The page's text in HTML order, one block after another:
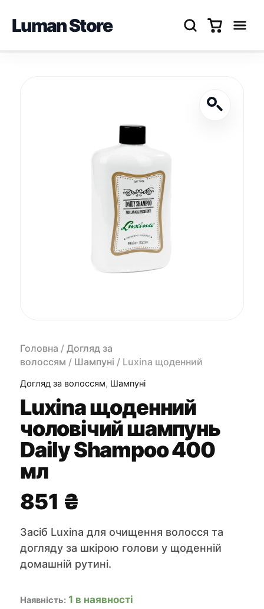
Luman Store
Головна / Догляд за
волоссям / Шампуні / Luxina щоденний
Догляд за волоссям, Шампуні
Luxina щоденний
чоловічий шампунь
Daily Shampoo 400
мл
851 ₴
Засіб Luxina для очищення волосся та
догляду за шкірою голови у щоденній
домашній рутині.
Наявність: 1 в наявності